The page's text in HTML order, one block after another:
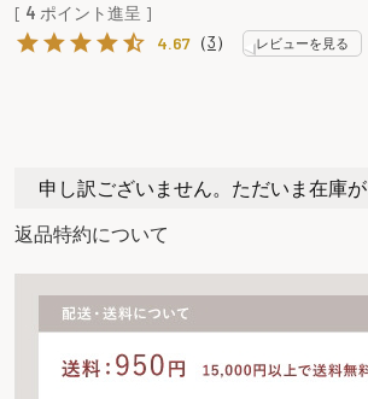
[ 4 ポイント進呈 ]
4.67（3） レビューを見る
申し訳ございません。ただいま在庫が
返品特約について